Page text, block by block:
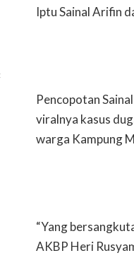
Iptu Sainal Arifin
Pencopotan
viralnya kasus
warga Kampung
“Yang
AKBP Heri